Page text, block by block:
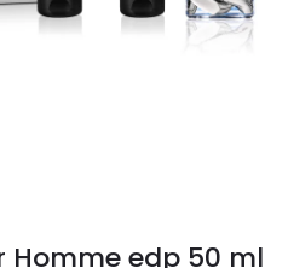
Homme edp 50 ml